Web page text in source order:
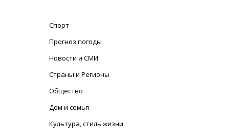
Спорт
Прогноз погоды
Новости и СМИ
Страны и Регионы
Общество
Дом и семья
Культура, стиль жизни